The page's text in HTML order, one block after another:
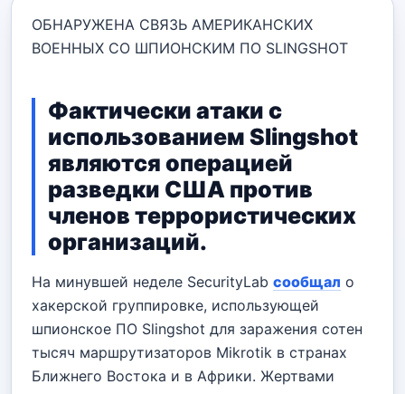
ОБНАРУЖЕНА СВЯЗЬ АМЕРИКАНСКИХ
ВОЕННЫХ СО ШПИОНСКИМ ПО SLINGSHOT
Фактически атаки с
использованием Slingshot
являются операцией
разведки США против
членов террористических
организаций.
На минувшей неделе SecurityLab сообщал о
хакерской группировке, использующей
шпионское ПО Slingshot для заражения сотен
тысяч маршрутизаторов Mikrotik в странах
Ближнего Востока и в Африки. Жертвами